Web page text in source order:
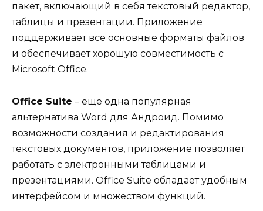
пакет, включающий в себя текстовый редактор,
таблицы и презентации. Приложение
поддерживает все основные форматы файлов
и обеспечивает хорошую совместимость с
Microsoft Office.
Office Suite – еще одна популярная
альтернатива Word для Андроид. Помимо
возможности создания и редактирования
текстовых документов, приложение позволяет
работать с электронными таблицами и
презентациями. Office Suite обладает удобным
интерфейсом и множеством функций.